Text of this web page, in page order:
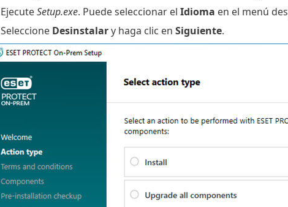
EjecuteSetup.exe. Puede seleccionar el Idioma en el menú
Seleccione Desinstalary haga clic en Siguiente.